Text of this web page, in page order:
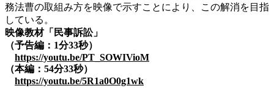
務法曹の取組み方を映像で示すことにより、この解消を目指
している。
映像教材「民事訴訟」
（予告編： 1分33秒）
https://youtu.be/PT_SOWIVioM
（本編：54分33秒）
https://youtu.be/5R1a0O0g1wk